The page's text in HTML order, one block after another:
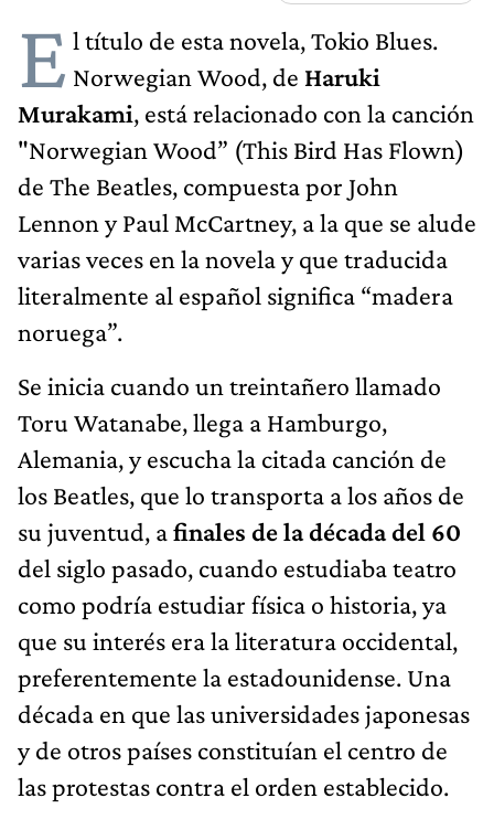
E l título de esta novela, Tokio Blues.
Norwegian Wood, de Haruki
Murakami, está relacionado con la canción
"Norwegian Wood” (This Bird Has Flown)
de The Beatles, compuesta por John
Lennon y Paul McCartney, a la que se alude
varias veces en la novela y que traducida
literalmente al español significa “madera
noruega”.
Se inicia cuando un treintañero llamado
Toru Watanabe, llega a Hamburgo,
Alemania, y escucha la citada canción de
los Beatles, que lo transporta a los años de
su juventud, afinales de la década del 60
del siglo pasado, cuando estudiaba teatro
como podría estudiar física o historia, ya
que su interés era la literatura occidental,
preferentemente la estadounidense. Una
década en que las universidades japonesas
y de otros países constituían el centro de
las protestas contra el orden establecido.